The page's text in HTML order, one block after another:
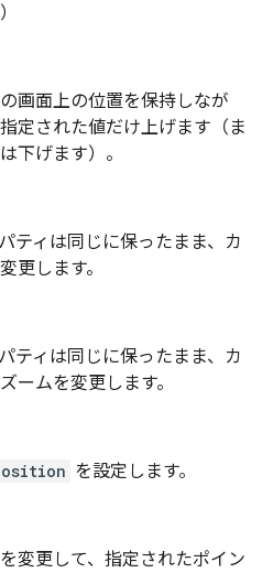
画面上の位置を保持しなが
定された値だけ上げます（ま
下げます）。
ティは同じに保ったまま、カ
更します。
ティは同じに保ったまま、カ
ームを変更します。
を設定します。
変更して、指定されたポイン